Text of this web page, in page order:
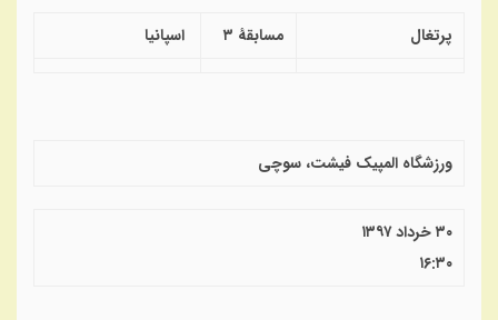
پرتغال مسابقهٔ ۳ اسپانیا
ورزشگاه المپیک فیشت، سوچی
۳۰ خرداد ۱۳۹۷
۱۶:۳۰